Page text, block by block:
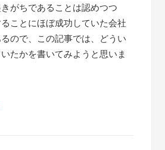
がちであることは認めつつ
ことにほぼ成功していた会社
ので、この記事では、どうい
たかを書いてみようと思いま